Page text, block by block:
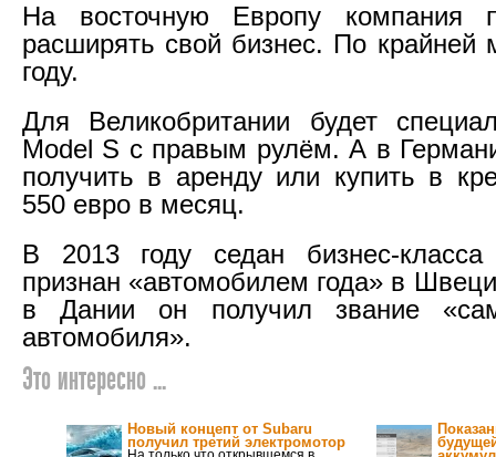
На восточную Европу компания
расширять свой бизнес. По крайней
году.
Для Великобритании будет
Model S с правым рулём. А в
получить в аренду или купить в
550 евро в месяц.
В 2013 году седан бизнес-
признан «автомобилем года» в
в Дании он получил звание
автомобиля».
Это интересно ...
Новый концепт от Subaru
получил третий электромотор